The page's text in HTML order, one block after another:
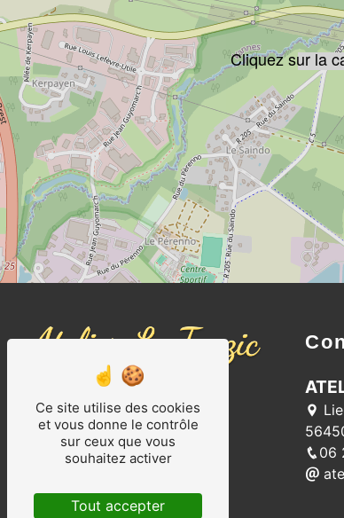
Cliquez sur la
06
Ce site utilise des cookies
et vous donne le contrôle
sur ceux que vous
souhaitez activer
Tout accepter